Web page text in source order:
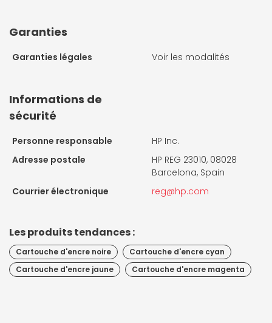
Garanties
Garanties légales Voir les modalités
Informations de
sécurité
Personne responsable
HP Inc.
Adresse postale
HP REG 23010, 08028
Barcelona, Spain
Courrier électronique
reg@hp.com
Les produits tendances :
Cartouche d'encre noire
Cartouche d'encre cyan
Cartouche d'encre jaune
Cartouche d'encre magenta